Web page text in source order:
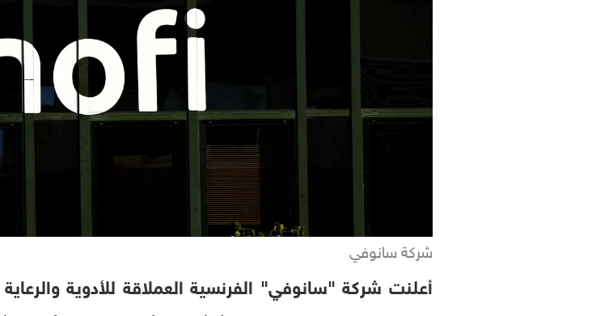
شركة سانوفي
أعلنت شركة "سانوفي" الفرنسية العملاقة للأدوية